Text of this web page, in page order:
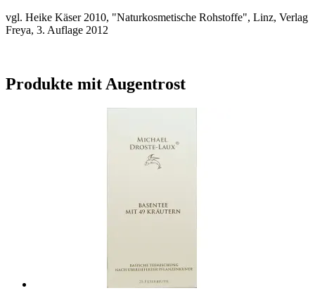
vgl. Heike Käser 2010, "Naturkosmetische Rohstoffe", Linz, Verlag
Freya, 3. Auflage 2012
Produkte mit Augentrost